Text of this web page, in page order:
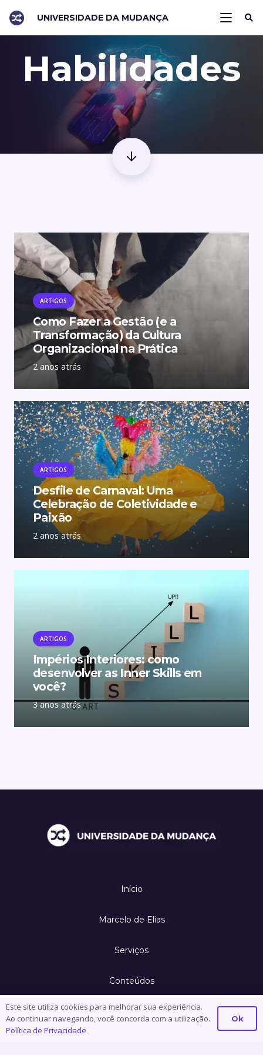
UNIVERSIDADE DA MUDANÇA
Habilidades
ARTIGOS
Como Fazer a Gestão (e a
Transformação) da Cultura
Organizacional na Prática
2 anos atrás
ARTIGOS
Desfile de Carnaval: Uma
Celebração de Coletividade e
Paixão
2 anos atrás
ARTIGOS
Impérios Interiores: como
desenvolver as Inner Skills em
você?
3 anos atrás
Início
Marcelo de Elias
Serviços
Conteúdos
Contato
Este site utiliza cookies para melhorar sua experiência.
Ao continuar navegando, você concorda com a utilização.
Política de Privacidade
Ok